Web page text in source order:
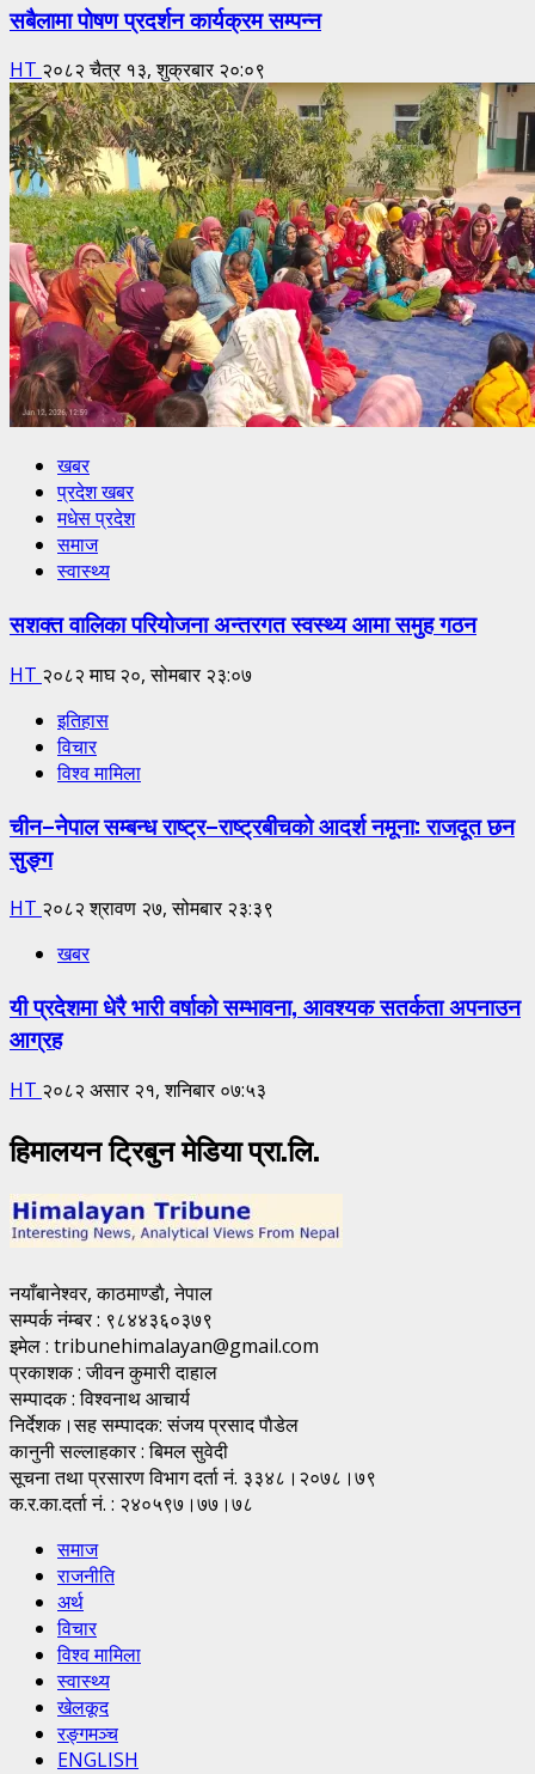
सबैलामा पोषण प्रदर्शन कार्यक्रम सम्पन्न
HT २०८२ चैत्र १३, शुक्रबार २०:०९
खबर
प्रदेश खबर
मधेस प्रदेश
समाज
स्वास्थ्य
सशक्त वालिका परियोजना अन्तरगत स्वस्थ्य आमा समुह गठन
HT २०८२ माघ २०, सोमबार २३:०७
इतिहास
विचार
विश्व मामिला
चीन–नेपाल सम्बन्ध राष्ट्र–राष्ट्रबीचको आदर्श नमूना: राजदूत छन
सुङ्ग
HT २०८२ श्रावण २७, सोमबार २३:३९
खबर
यी प्रदेशमा धेरै भारी वर्षाको सम्भावना, आवश्यक सतर्कता अपनाउन
आग्रह
HT २०८२ असार २१, शनिबार ०७:५३
हिमालयन ट्रिबुन मेडिया प्रा.लि.
नयाँबानेश्वर, काठमाण्डाै, नेपाल
सम्पर्क नंम्बर : ९८४४३६०३७९
इमेल : tribunehimalayan@gmail.com
प्रकाशक : जीवन कुमारी दाहाल
सम्पादक : विश्वनाथ आचार्य
निर्देशक।सह सम्पादक: संजय प्रसाद पाैडेल
कानुनी सल्लाहकार : बिमल सुवेदी
सूचना तथा प्रसारण विभाग दर्ता नं. ३३४८।२०७८।७९
क.र.का.दर्ता नं. : २४०५९७।७७।७८
समाज
राजनीति
अर्थ
विचार
विश्व मामिला
स्वास्थ्य
खेलकूद
रङ्गमञ्च
ENGLISH